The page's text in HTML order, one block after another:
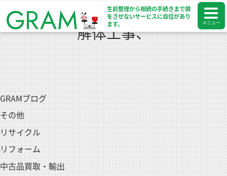
生前整理から相続の手続きまで損
をさせないサービスに自信があり
ます。
メニュー
解体工事、
GRAMブログ
その他
リサイクル
リフォーム
中古品買取・輸出